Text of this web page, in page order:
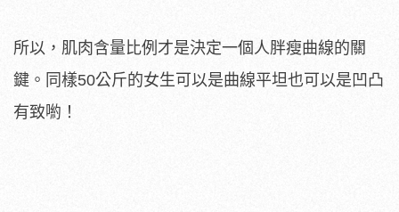
所以，肌肉含量比例才是決定一個人胖瘦曲線的關
鍵。同樣50公斤的女生可以是曲線平坦也可以是凹凸
有致喲！